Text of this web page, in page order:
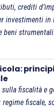
crediti
investimenti in
beni strumentali.
fiscalità e
fiscale,